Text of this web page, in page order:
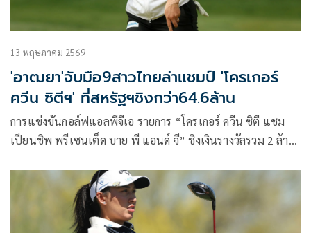
13 พฤษภาคม 2569
'อาฒยา'จับมือ9สาวไทยล่าแชมป์ 'โครเกอร์
ควีน ซิตีฯ' ที่สหรัฐฯชิงกว่า64.6ล้าน
การแข่งขันกอล์ฟแอลพีจีเอ รายการ “โครเกอร์ ควีน ซิตี แชม
เปียนชิพ พรีเซนเต็ด บาย พี แอนด์ จี” ชิงเงินรางวัลรวม 2 ล้าน
ทรี คลับ ชานเมืองซินซินเนติ รัฐโอไฮโอ ประเทศสหรัฐอเมริกา
ระหว่างวันที่ 14-17 พฤษภาคม 2569 โดยที่ ชาร์ลีย์ ฮัลล์ โปร
สาวชาวอังกฤษเป็นแชมป์เมื่อปีที่แล้ว